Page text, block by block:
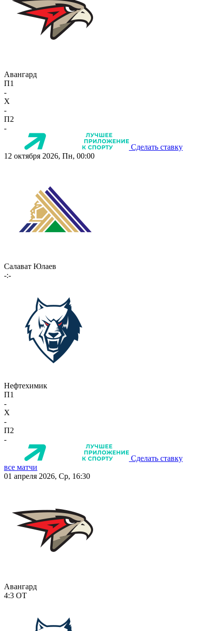
Авангард
П1
-
X
-
П2
-
Сделать ставку
12 октября 2026, Пн, 00:00
Салават Юлаев
-:-
Нефтехимик
П1
-
X
-
П2
-
Сделать ставку
все матчи
01 апреля 2026, Ср, 16:30
Авангард
4:3 ОТ